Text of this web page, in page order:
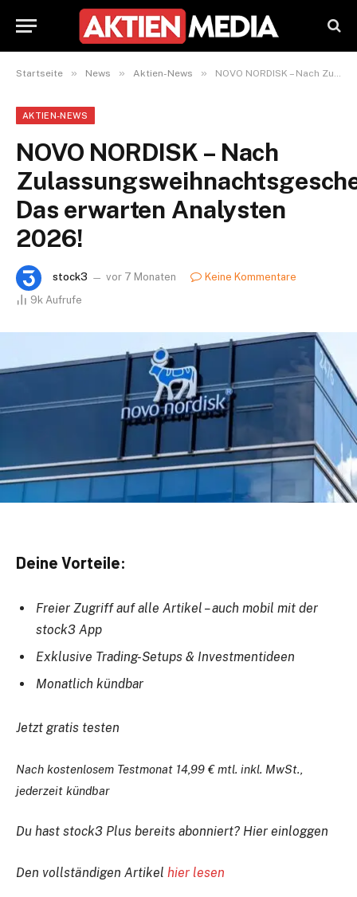
Startseite » News » Aktien-News » NOVO NORDISK – Nach Zulassungsweihnachtsgeschenk: Das erwarten Analysten 2026!
AKTIEN-NEWS
NOVO NORDISK – Nach
Das erwarten Analysten
2026!
stock3 vor 7 Monaten
Keine Kommentare
9k Aufrufe
Deine Vorteile:
Freier Zugriff auf alle Artikel – auch mobil mit der
stock3 App
Exklusive Trading-Setups & Investmentideen
Monatlich kündbar
Jetzt gratis testen
Nach kostenlosem Testmonat 14,99 € mtl. inkl. MwSt.,
jederzeit kündbar
Du hast stock3 Plus bereits abonniert? Hier einloggen
Den vollständigen Artikel hier lesen